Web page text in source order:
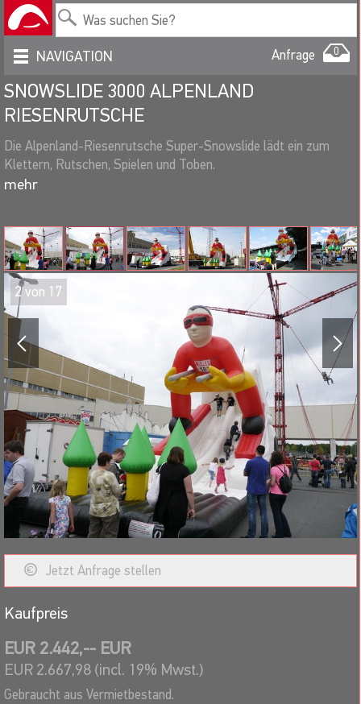
NAVIGATION Anfrage 0
SNOWSLIDE 3000 ALPENLAND
RIESENRUTSCHE
Die Alpenland-Riesenrutsche Super-Snowslide lädt ein zum
Klettern, Rutschen, Spielen und Toben.
Werbeträger einsetzbar. Die Startnummer des Riesen-
Skifahrers kann ausgetauscht werden, z.B. durch Ihr
Logo, Einsteckabmessungen für Startnummer, etc. 66
x 66cm
Als Spiel- und Spaßparcour nutzbar für Ihre kleinen
Erforderliche Stellfläche mind.: L: 15,00m / B: 6,00m / H: 8,00m
Transportabmessungen (gerollt), derzeit ca. B: 1,20m / H:
1,40m.
Gewicht: 425kg
2 Gebläse, 230V, 1,1 bzw. 1,5kW
2von 17
Jetzt Anfrage stellen
Kaufpreis
EUR 2.442,-- EUR
EUR 2.667,98 (incl. 19% Mwst.)
Gebraucht aus Vermietbestand.